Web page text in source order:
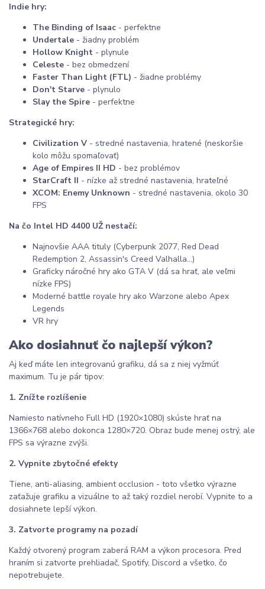
Indie hry:
The Binding of Isaac - perfektne
Undertale - žiadny problém
Hollow Knight - plynule
Celeste - bez obmedzení
Faster Than Light (FTL) - žiadne problémy
Don't Starve - plynulo
Slay the Spire - perfektne
Strategické hry:
Civilization V - stredné nastavenia, hratené (neskoršie
kolo môžu spomaľovať)
Age of Empires II HD - bez problémov
StarCraft II - nízke až stredné nastavenia, hrateľné
XCOM: Enemy Unknown - stredné nastavenia, okolo 30
FPS
Na čo Intel HD 4400 UŽ nestačí:
Najnovšie AAA tituly (Cyberpunk 2077, Red Dead
Redemption 2, Assassin's Creed Valhalla...)
Graficky náročné hry ako GTA V (dá sa hrať, ale veľmi
nízke FPS)
Moderné battle royale hry ako Warzone alebo Apex
Legends
VR hry
Ako dosiahnuť čo najlepší výkon?
Aj keď máte len integrovanú grafiku, dá sa z niej vyžmúť
maximum. Tu je pár tipov:
1. Znížte rozlíšenie
Namiesto natívneho Full HD (1920×1080) skúste hrať na
1366×768 alebo dokonca 1280×720. Obraz bude menej ostrý, ale
FPS sa výrazne zvýši.
2. Vypnite zbytočné efekty
Tiene, anti-aliasing, ambient occlusion - toto všetko výrazne
zaťažuje grafiku a vizuálne to až taký rozdiel nerobí. Vypnite to a
dosiahnete lepší výkon.
3. Zatvorte programy na pozadí
Každý otvorený program zaberá RAM a výkon procesora. Pred
hraním si zatvorte prehliadač, Spotify, Discord a všetko, čo
nepotrebujete.